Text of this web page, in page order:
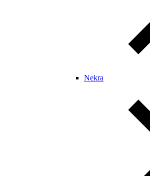
Nekra